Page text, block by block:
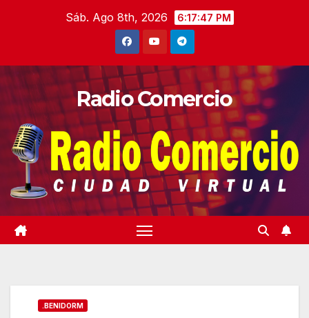
Sáb. Ago 8th, 2026 6:17:48 PM
Radio Comercio
.BENIDORM